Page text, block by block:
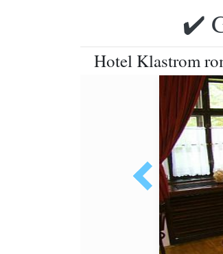
✔️
Hotel Klastrom